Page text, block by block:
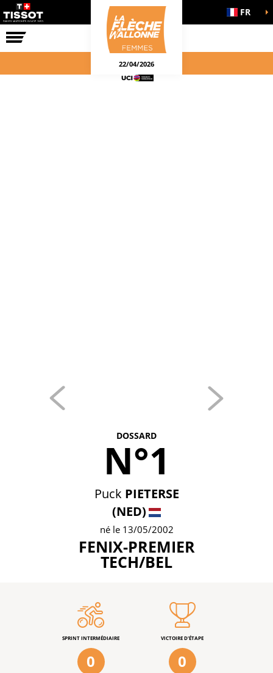
COURSE FR
22/04/2026
DOSSARD
N°1
Puck PIETERSE
(NED)
né le 13/05/2002
FENIX-PREMIER
TECH/BEL
SPRINT INTERMÉDIAIRE
0
VICTOIRE D'ÉTAPE
0